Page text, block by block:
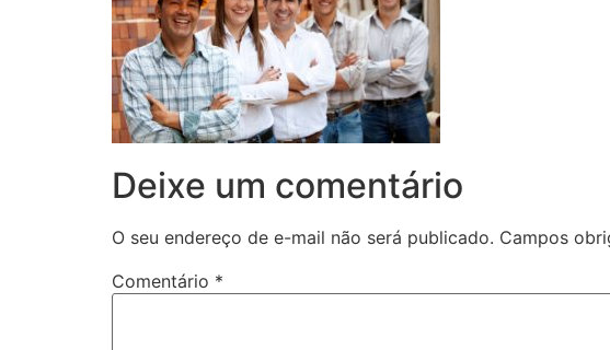
Deixe um comentário
O seu endereço de e-mail não será publicado. Campos
Comentário *